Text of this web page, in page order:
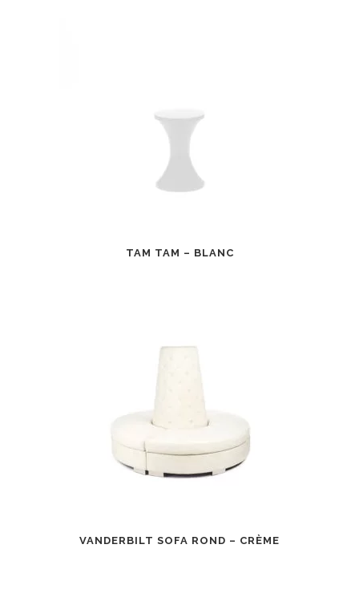
TAM TAM – BLANC
VANDERBILT SOFA ROND – CRÈME